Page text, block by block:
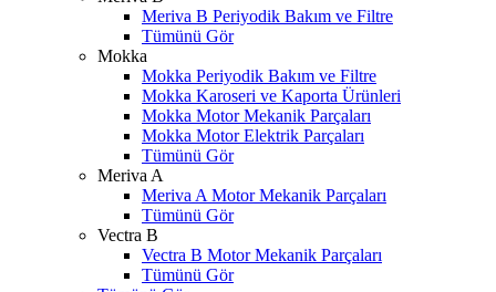
Meriva B Periyodik Bakım ve Filtre
Tümünü Gör
Mokka
Mokka Periyodik Bakım ve Filtre
Mokka Karoseri ve Kaporta Ürünleri
Mokka Motor Mekanik Parçaları
Mokka Motor Elektrik Parçaları
Tümünü Gör
Meriva A
Meriva A Motor Mekanik Parçaları
Tümünü Gör
Vectra B
Vectra B Motor Mekanik Parçaları
Tümünü Gör